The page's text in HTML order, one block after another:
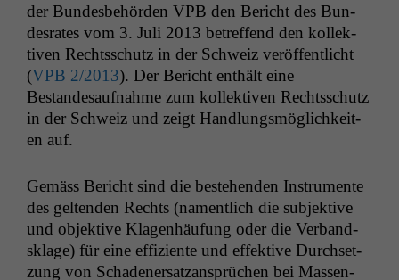
der Bun­des­be­hör­den VPB den Bericht des Bun­
desrates vom 3. Juli 2013 betr­e­f­fend den kollek­
tiv­en Rechtss­chutz in der Schweiz veröf­fentlicht
(VPB 2/2013). Der Bericht enthält eine
Bestandesauf­nahme zum kollek­tiv­en Rechtss­chutz
in der Schweiz und zeigt Hand­lungsmöglichkeit­
en auf.
Gemäss Bericht sind die beste­hen­den Instru­mente
des gel­tenden Rechts (namentlich die sub­jek­tive
und objek­tive Kla­gen­häu­fung oder die Ver­band­
sklage) für eine effiziente und effek­tive Durch­set­
zung von Schaden­er­satzansprüchen bei Massen-